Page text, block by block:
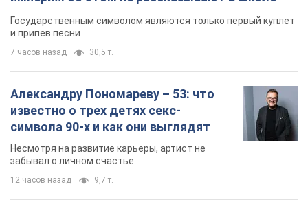
забывал о личном счастье
действительны ли доллары 1996
года: принимают ли обменники и
банки такие купюры
принимают старые доллары